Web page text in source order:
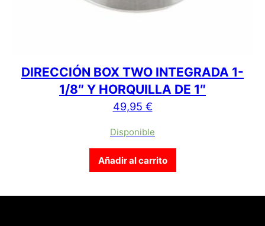
DIRECCIÓN BOX TWO INTEGRADA 1-
1/8″ Y HORQUILLA DE 1″
49,95 €
Disponible
Añadir al carrito